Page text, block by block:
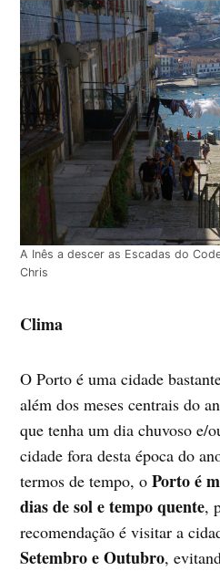
A Inês a descer as Escadas do
Chris
Clima
O Porto é uma cidade
além dos meses centrais do
que tenha um dia chuvoso e/
cidade fora desta época do
termos de tempo, oPorto é
dias de sol e tempo quente,
recomendação é visitar a
Setembro e Outubro,